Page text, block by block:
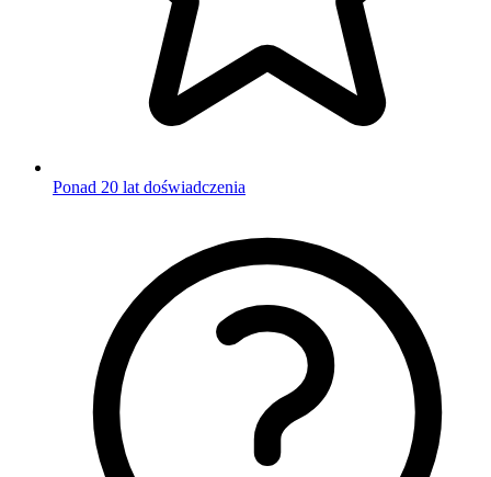
Ponad 20 lat doświadczenia